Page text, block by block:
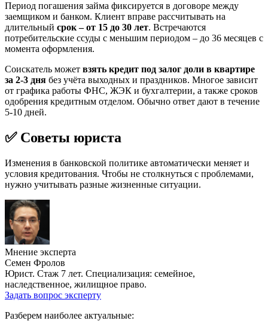
Период погашения займа фиксируется в договоре между
заемщиком и банком. Клиент вправе рассчитывать на
длительный срок – от 15 до 30 лет. Встречаются
потребительские ссуды с меньшим периодом – до 36 месяцев с
момента оформления.
Соискатель может взять кредит под залог доли в квартире
за 2-3 дня без учёта выходных и праздников. Многое зависит
от графика работы ФНС, ЖЭК и бухгалтерии, а также сроков
одобрения кредитным отделом. Обычно ответ дают в течение
5-10 дней.
✅ Советы юриста
Изменения в банковской политике автоматически меняет и
условия кредитования. Чтобы не столкнуться с проблемами,
нужно учитывать разные жизненные ситуации.
Мнение эксперта
Семен Фролов
Юрист. Стаж 7 лет. Специализация: семейное,
наследственное, жилищное право.
Задать вопрос эксперту
Разберем наиболее актуальные: